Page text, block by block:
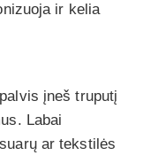
ir kelia
įneš truputį
Labai
ar tekstilės